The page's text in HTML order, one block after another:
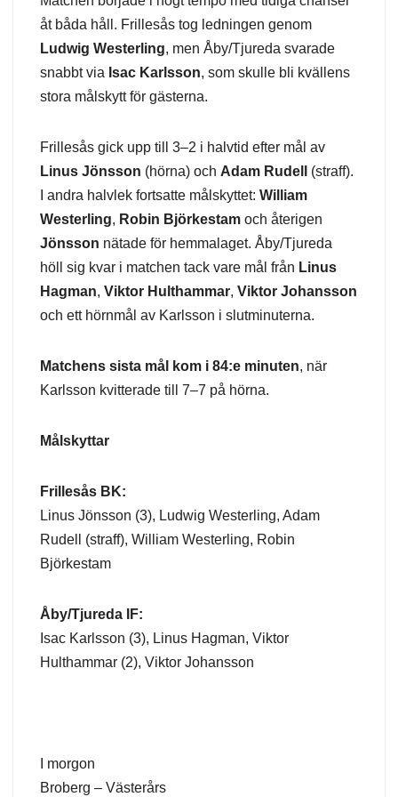
åt båda håll. Frillesås tog ledningen genom
Ludwig Westerling, men Åby/Tjureda svarade
snabbt via Isac Karlsson, som skulle bli kvällens
stora målskytt för gästerna.
Frillesås gick upp till 3–2 i halvtid efter mål av
Linus Jönsson (hörna) och Adam Rudell
(straff).
I andra halvlek fortsatte målskyttet: William
Westerling, Robin Björkestam och återigen
Jönsson nätade för hemmalaget. Åby/Tjureda
höll sig kvar i matchen tack vare mål från Linus
Hagman, Viktor Hulthammar, Viktor Johansson
och ett hörnmål av Karlsson i slutminuterna.
Matchens sista mål kom i 84:e minuten, när
Karlsson kvitterade till 7–7 på hörna.
Målskyttar
Frillesås BK:
Linus Jönsson (3), Ludwig Westerling, Adam
Rudell (straff), William Westerling, Robin
Björkestam
Åby/Tjureda IF:
Isac Karlsson (3), Linus Hagman, Viktor
Hulthammar (2), Viktor Johansson
I morgon
Broberg – Västerårs